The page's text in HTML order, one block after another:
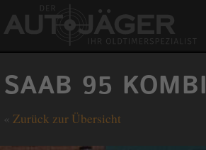
ANGEBOTE
SAAB 95 KOMBI
« Zurück zur Übersicht